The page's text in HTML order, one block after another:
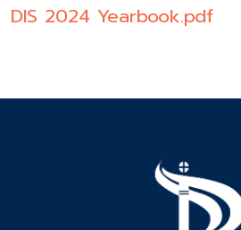
DIS 2024 Yearbook.pdf